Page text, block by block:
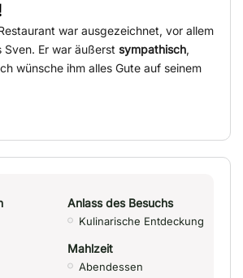
war ausgezeichnet, vor allem
Sven. Er war äußerst sympathisch,
wünsche ihm alles Gute auf seinem
Anlass des Besuchs
Kulinarische Entdeckung
Mahlzeit
Abendessen